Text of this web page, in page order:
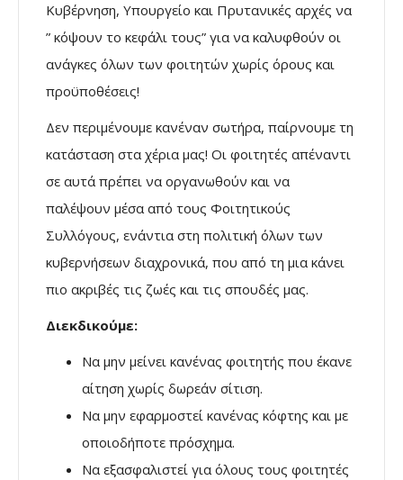
Κυβέρνηση, Υπουργείο και Πρυτανικές αρχές να
” κόψουν το κεφάλι τους” για να καλυφθούν οι
ανάγκες όλων των φοιτητών χωρίς όρους και
προϋποθέσεις!
Δεν περιμένουμε κανέναν σωτήρα, παίρνουμε τη
κατάσταση στα χέρια μας! Οι φοιτητές απέναντι
σε αυτά πρέπει να οργανωθούν και να
παλέψουν μέσα από τους Φοιτητικούς
Συλλόγους, ενάντια στη πολιτική όλων των
κυβερνήσεων διαχρονικά, που από τη μια κάνει
πιο ακριβές τις ζωές και τις σπουδές μας.
Διεκδικούμε:
Να μην μείνει κανένας φοιτητής που έκανε
αίτηση χωρίς δωρεάν σίτιση.
Να μην εφαρμοστεί κανένας κόφτης και με
οποιοδήποτε πρόσχημα.
Να εξασφαλιστεί για όλους τους φοιτητές